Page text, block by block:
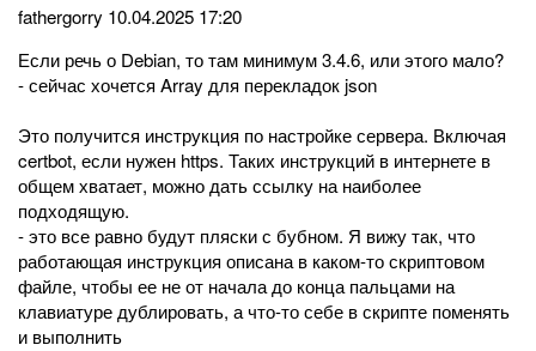
fathergorry 10.04.2025 17:20
Если речь о Debian, то там минимум 3.4.6, или этого мало?
- сейчас хочется Array для перекладок json
Это получится инструкция по настройке сервера. Включая
certbot, если нужен https. Таких инструкций в интернете в
общем хватает, можно дать ссылку на наиболее
подходящую.
- это все равно будут пляски с бубном. Я вижу так, что
работающая инструкция описана в каком-то скриптовом
файле, чтобы ее не от начала до конца пальцами на
клавиатуре дублировать, а что-то себе в скрипте поменять
и выполнить